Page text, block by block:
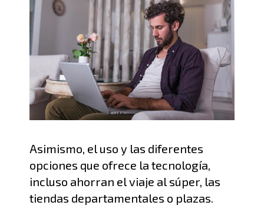
Asimismo, el uso y las diferentes
opciones que ofrece la tecnología,
incluso ahorran el viaje al súper, las
tiendas departamentales o plazas.